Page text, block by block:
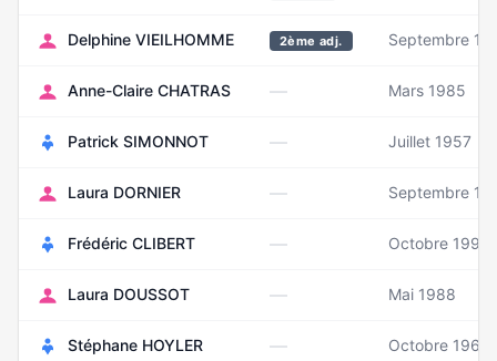
Delphine VIEILHOMME 2ème adj. Septembre
Anne-Claire CHATRAS — Mars 1985
Patrick SIMONNOT — Juillet 1957
Laura DORNIER — Septembre
Frédéric CLIBERT — Octobre 1990
Laura DOUSSOT — Mai 1988
Stéphane HOYLER — Octobre 1968